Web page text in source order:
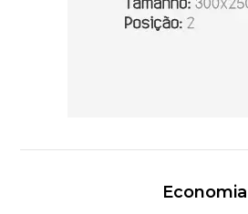
Economia